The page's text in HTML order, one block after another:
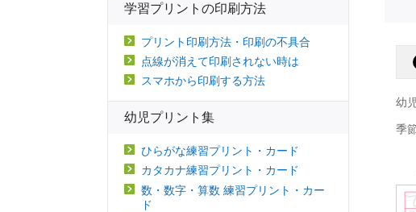
幼
季
学習プリントの印刷方法
プリント印刷方法・印刷の不具合
点線が消えて印刷されない時は
スマホから印刷する方法
幼児プリント集
ひらがな練習プリント・カード
カタカナ練習プリント・カード
数・数字・算数 練習プリント・カー
ド